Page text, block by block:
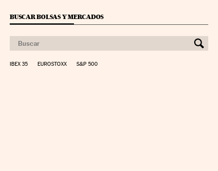
BUSCAR BOLSAS Y MERCADOS
IBEX 35 EUROSTOXX S&P 500